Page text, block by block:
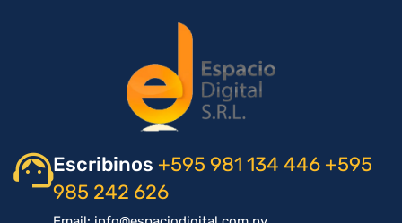
Escribinos +595 981 134 446 +595
985 242 626